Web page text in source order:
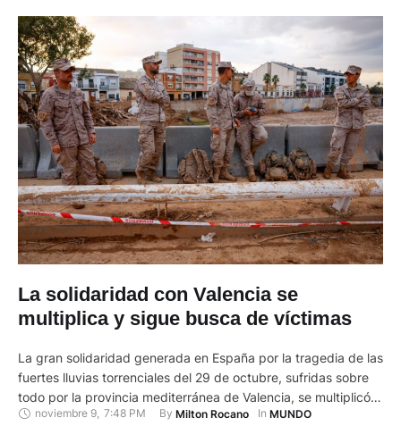
La solidaridad con Valencia se
multiplica y sigue busca de víctimas
La gran solidaridad generada en España por la tragedia de las
fuertes lluvias torrenciales del 29 de octubre, sufridas sobre
todo por la provincia mediterránea de Valencia, se multiplicó
ayer con miles de voluntarios que ayudan a los damnificados,
noviembre 9, 7:48 PM By Milton Rocano In MUNDO